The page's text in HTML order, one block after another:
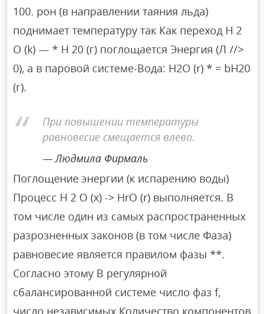
100. рон (в направлении таяния льда)
поднимает температуру так Как переход H 2
O (k) — * H 20 (г) поглощается Энергия (Л //>
0), а в паровой системе-Вода: Н2О (r) * = bH20
(г).
При повышении температуры
равновесие смещается влево.
Людмила Фирмаль
Поглощение энергии (к испарению воды)
Процесс H 2 O (x) -> HrO (r) выполняется. В
том числе один из самых распространенных
разрозненных законов (в том числе Фаза)
равновесие является правилом фазы **.
Согласно этому В регулярной
сбалансированной системе число фаз f,
число независимых Количество компонентов